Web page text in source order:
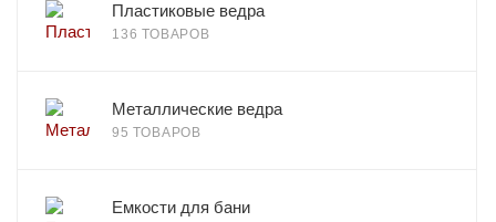
Пластиковые ведра
136 ТОВАРОВ
Металлические ведра
95 ТОВАРОВ
Емкости для бани